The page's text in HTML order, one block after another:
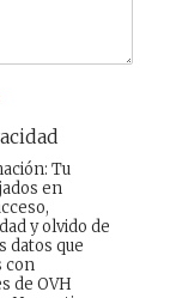
Tu
en
y olvido de
datos que
con
de OVH